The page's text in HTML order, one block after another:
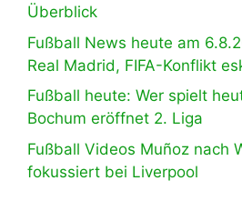
Überblick
Fußball News heute am
Real Madrid, FIFA-Konflikt
Fußball heute: Wer spielt
Bochum eröffnet 2. Liga
Fußball Videos Muñoz nach
fokussiert bei Liverpool